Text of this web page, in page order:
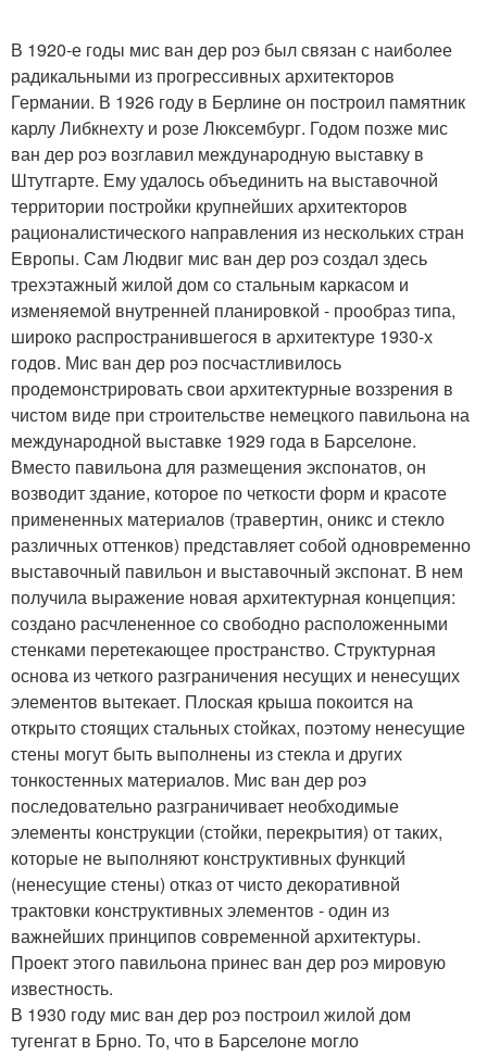
В 1920-е годы мис ван дер роэ был связан с наиболее
радикальными из прогрессивных архитекторов
Германии. В 1926 году в Берлине он построил памятник
карлу Либкнехту и розе Люксембург. Годом позже мис
ван дер роэ возглавил международную выставку в
Штутгарте. Ему удалось объединить на выставочной
территории постройки крупнейших архитекторов
рационалистического направления из нескольких стран
Европы. Сам Людвиг мис ван дер роэ создал здесь
трехэтажный жилой дом со стальным каркасом и
изменяемой внутренней планировкой - прообраз типа,
широко распространившегося в архитектуре 1930-х
годов. Мис ван дер роэ посчастливилось
продемонстрировать свои архитектурные воззрения в
чистом виде при строительстве немецкого павильона на
международной выставке 1929 года в Барселоне.
Вместо павильона для размещения экспонатов, он
возводит здание, которое по четкости форм и красоте
примененных материалов (травертин, оникс и стекло
различных оттенков) представляет собой одновременно
выставочный павильон и выставочный экспонат. В нем
получила выражение новая архитектурная концепция:
создано расчлененное со свободно расположенными
стенками перетекающее пространство. Структурная
основа из четкого разграничения несущих и ненесущих
элементов вытекает. Плоская крыша покоится на
открыто стоящих стальных стойках, поэтому ненесущие
стены могут быть выполнены из стекла и других
тонкостенных материалов. Мис ван дер роэ
последовательно разграничивает необходимые
элементы конструкции (стойки, перекрытия) от таких,
которые не выполняют конструктивных функций
(ненесущие стены) отказ от чисто декоративной
трактовки конструктивных элементов - один из
важнейших принципов современной архитектуры.
Проект этого павильона принес ван дер роэ мировую
известность.
В 1930 году мис ван дер роэ построил жилой дом
тугенгат в Брно. То, что в Барселоне могло